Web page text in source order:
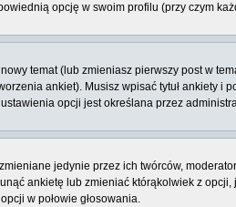
opcję w swoim profilu (przy czym
temat (lub zmieniasz pierwszy post w
ankiet). Musisz wpisać tytuł ankiety
opcji jest określana przez
jedynie przez ich twórców,
ankietę lub zmieniać którąkolwiek z
w połowie głosowania.